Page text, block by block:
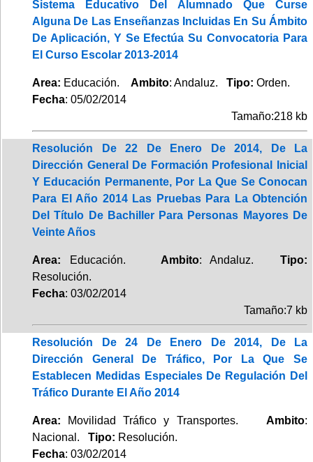
Sistema Educativo Del Alumnado Que Curse
Alguna De Las Enseñanzas Incluidas En Su Ámbito
De Aplicación, Y Se Efectúa Su Convocatoria Para
El Curso Escolar 2013-2014
Area: Educación. Ambito: Andaluz. Tipo: Orden.
Fecha: 05/02/2014
Tamaño:218 kb
Resolución De 22 De Enero De 2014, De La
Dirección General De Formación Profesional Inicial
Y Educación Permanente, Por La Que Se Conocan
Para El Año 2014 Las Pruebas Para La Obtención
Del Título De Bachiller Para Personas Mayores De
Veinte Años
Area: Educación. Ambito: Andaluz.Tipo:
Resolución.
Fecha: 03/02/2014
Tamaño:7 kb
Resolución De 24 De Enero De 2014, De La
Dirección General De Tráfico, Por La Que Se
Establecen Medidas Especiales De Regulación Del
Tráfico Durante El Año 2014
Area: Movilidad Tráfico y Transportes. Ambito:
Nacional. Tipo: Resolución.
Fecha: 03/02/2014